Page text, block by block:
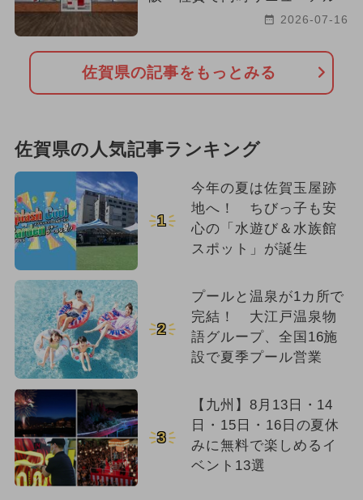
2026-07-16
佐賀県の記事をもっとみる
佐賀県の人気記事ランキング
1
今年の夏は佐賀玉屋跡
地へ！ ちびっ子も安
心の「水遊び＆水族館
スポット」が誕生
2
プールと温泉が1カ所で
完結！ 大江戸温泉物
語グループ、全国16施
設で夏季プール営業
3
【九州】8月13日・14
日・15日・16日の夏休
みに無料で楽しめるイ
ベント13選